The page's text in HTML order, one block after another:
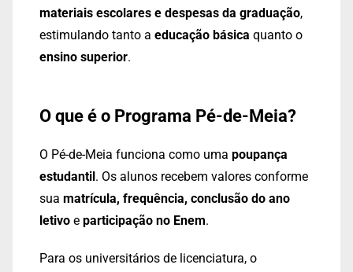
materiais escolares e despesas da graduação,
estimulando tanto a educação básica quanto o
ensino superior.
O que é o Programa Pé-de-Meia?
O Pé-de-Meia funciona como uma poupança
estudantil . Os alunos recebem valores conforme
sua matrícula, frequência, conclusão do ano
letivo e participação no Enem.
Para os universitários de licenciatura, o